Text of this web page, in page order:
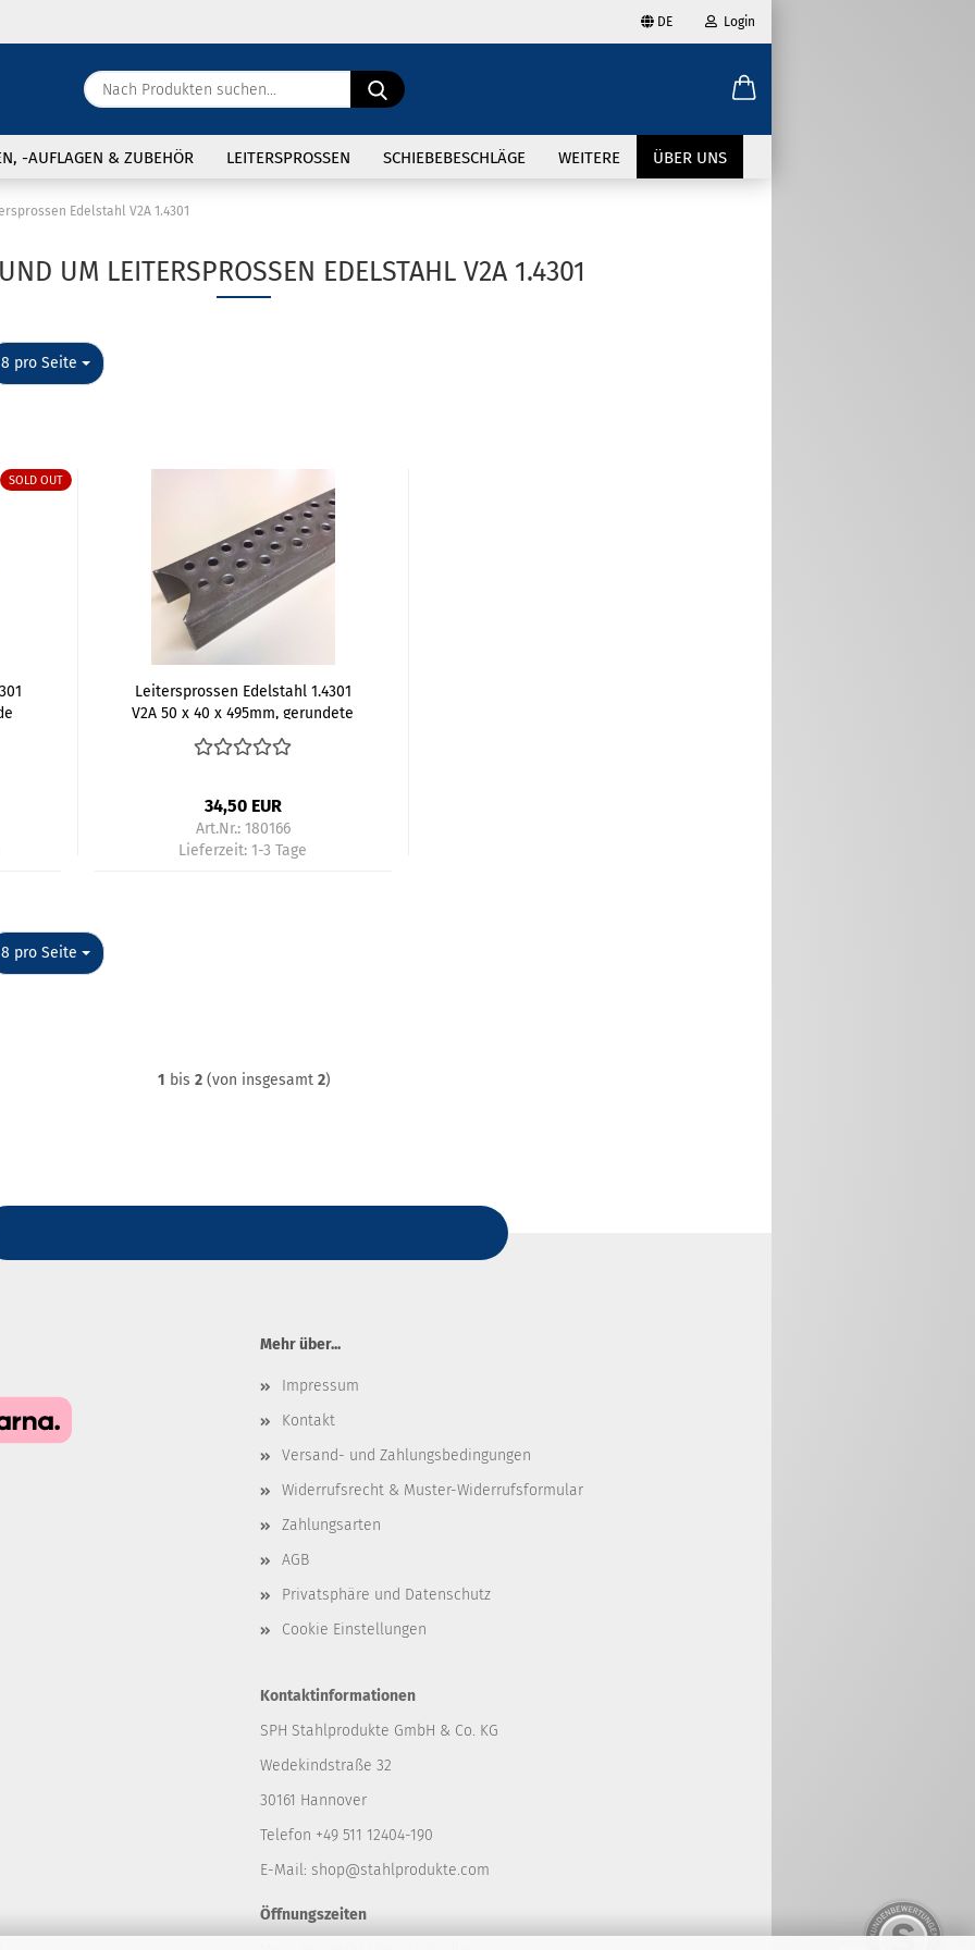
DE
Sprache auswählen
Lieferland
Login
Nach
Produkten
-AUFLAGEN & ZUBEHÖR LEITERSPROSSEN SCHIEBEBESCHLÄGE ÜBER UNS
WEITERE
Gitterroste und Sonstiges
Edelstahl V2A 1.4301
UM LEITERSPROSSEN EDELSTAHL V2A 1.4301
8 pro Seite
pro Seite
SOLD OUT
Leitersprossen Edelstahl 1.4301
V2A 50 x 40 x 495mm, gerundete
Enden für 48,3mm Rohr
34,50 EUR
Art.Nr.: 180166
Lieferzeit: 1-3 Tage
8 pro Seite
pro Seite
1 bis 2(von insgesamt 2)
Mehr über...
Impressum
Kontakt
Versand- und Zahlungsbedingungen
Widerrufsrecht & Muster-Widerrufsformular
Zahlungsarten
AGB
Privatsphäre und Datenschutz
Cookie Einstellungen
Kontaktinformationen
SPH Stahlprodukte GmbH & Co. KG
Wedekindstraße 32
30161 Hannover
Telefon +49 511 12404-190
E-Mail: shop@stahlprodukte.com
Öffnungszeiten